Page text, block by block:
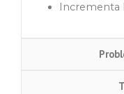
Incrementa